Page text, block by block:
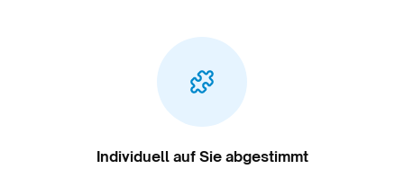
Individuell auf Sie abgestimmt